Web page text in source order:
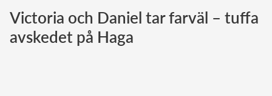
Norska kungahuset
Danska kungahuset
Victoria och Daniel tar farväl – tuffa
avskedet på Haga